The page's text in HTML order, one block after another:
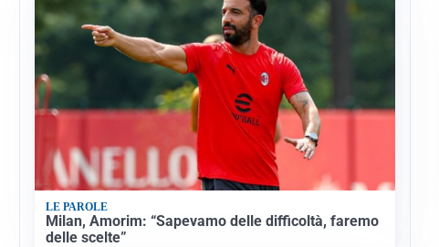
LE PAROLE
Milan, Amorim: “Sapevamo delle difficoltà, faremo
delle scelte”